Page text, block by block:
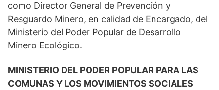
como Director General de Prevención y
Resguardo Minero, en calidad de Encargado, del
Ministerio del Poder Popular de Desarrollo
Minero Ecológico.
MINISTERIO DEL PODER POPULAR PARA LAS
COMUNAS Y LOS MOVIMIENTOS SOCIALES